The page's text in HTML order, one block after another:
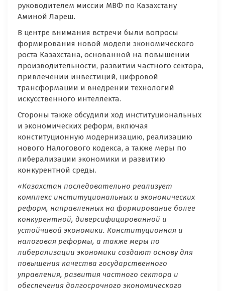
руководителем миссии МВФ по Казахстану
Аминой Лареш.
В центре внимания встречи были вопросы
формирования новой модели экономического
роста Казахстана, основанной на повышении
производительности, развитии частного сектора,
привлечении инвестиций, цифровой
трансформации и внедрении технологий
искусственного интеллекта.
Стороны также обсудили ход институциональных
и экономических реформ, включая
конституционную модернизацию, реализацию
нового Налогового кодекса, а также меры по
либерализации экономики и развитию
конкурентной среды.
«Казахстан последовательно реализует
комплекс институциональных и экономических
реформ, направленных на формирование более
конкурентной, диверсифицированной и
устойчивой экономики. Конституционная и
налоговая реформы, а также меры по
либерализации экономики создают основу для
повышения качества государственного
управления, развития частного сектора и
обеспечения долгосрочного экономического